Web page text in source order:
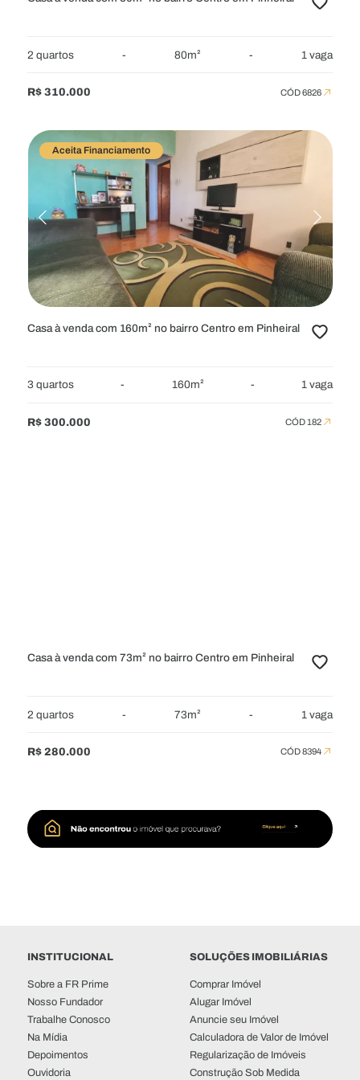
2 quartos - 80m² - 1 vaga
R$ 310.000 CÓD 6826
Aceita Financiamento
Casa à venda com 160m² no bairro Centro em Pinheiral
3 quartos - 160m² - 1 vaga
R$ 300.000 CÓD 182
Casa à venda com 73m² no bairro Centro em Pinheiral
2 quartos - 73m² - 1 vaga
R$ 280.000 CÓD 8394
INSTITUCIONAL
Sobre a FR Prime
Nosso Fundador
Trabalhe Conosco
Na Mídia
Depoimentos
Ouvidoria
SOLUÇÕES IMOBILIÁRIAS
Comprar Imóvel
Alugar Imóvel
Anuncie seu Imóvel
Calculadora de Valor de Imóvel
Regularização de Imóveis
Construção Sob Medida